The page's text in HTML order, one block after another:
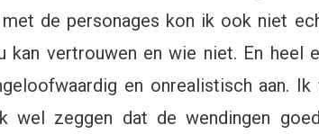
de personages kon ik ook niet
kan vertrouwen en wie niet. En heel
en onrealistisch aan.
wel zeggen dat de wendingen